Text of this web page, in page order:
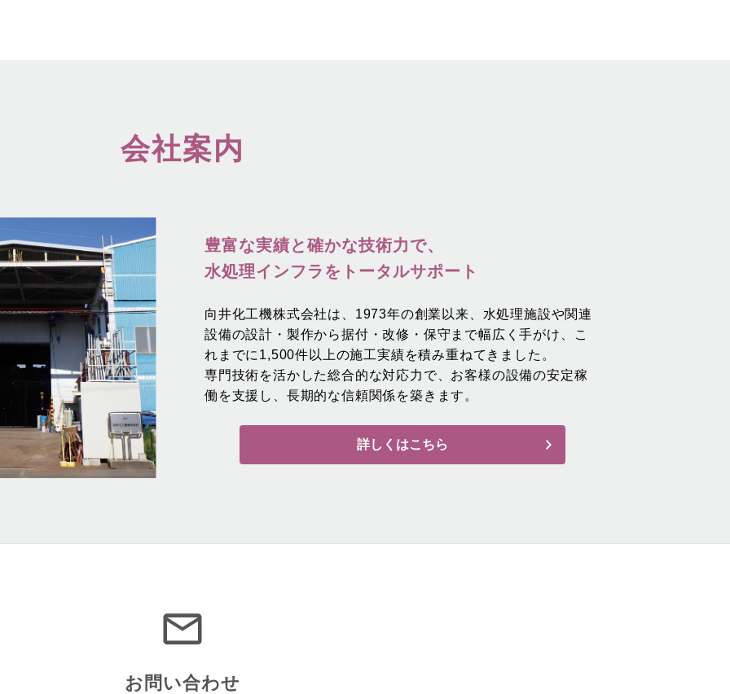
会社案内
豊富な実績と確かな技術力で、
水処理インフラをトータルサポート
向井化工機株式会社は、1973年の創業以来、水処理施設や関連
設備の設計・製作から据付・改修・保守まで幅広く手がけ、こ
れまでに1,500件以上の施工実績を積み重ねてきました。
専門技術を活かした総合的な対応力で、お客様の設備の安定稼
働を支援し、長期的な信頼関係を築きます。
詳しくはこちら
お問い合わせ